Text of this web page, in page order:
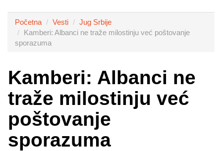
Početna Vesti
Jug Srbije
Kamberi: Albanci ne traže milostinju već poštovanje
sporazuma
Kamberi: Albanci ne
traže milostinju već
poštovanje
sporazuma